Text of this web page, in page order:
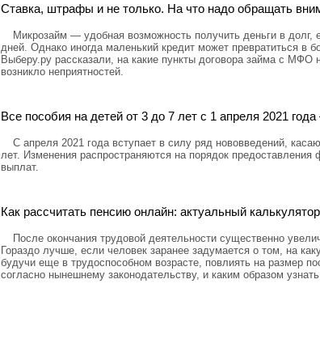
Ставка, штрафы и не только. На что надо обращать
Микрозайм — удобная возможность получить деньги в долг,
дней. Однако иногда маленький кредит может превратиться в
Выберу.ру рассказали, на какие пункты договора займа с
возникло неприятностей.
Все пособия на детей от 3 до 7 лет с 1 апреля 2021
С апреля 2021 года вступает в силу ряд нововведений,
лет. Изменения распространяются на порядок
выплат.
Как рассчитать пенсию онлайн: актуальный
После окончания трудовой деятельности существенно
Гораздо лучше, если человек заранее задумается о том, на
будучи еще в трудоспособном возрасте, повлиять на размер
согласно нынешнему законодательству, и каким образом